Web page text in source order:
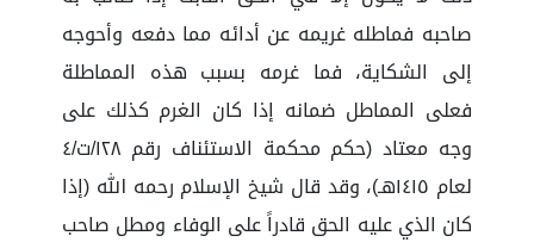
صاحبه فماطله غريمه عن أدائه مما دفعه وأحوجه
إلى الشكاية، فما غرمه بسبب هذه المماطلة
فعلى المماطل ضمانه إذا كان الغرم كذلك على
وجه معتاد (حكم محكمة الاستئناف رقم ١٢٨/ت/٤
لعام ١٤١٥هـ)، وقد قال شيخ الإسلام رحمه الله (إذا
كان الذي عليه الحق قادراً على الوفاء ومطل صاحب